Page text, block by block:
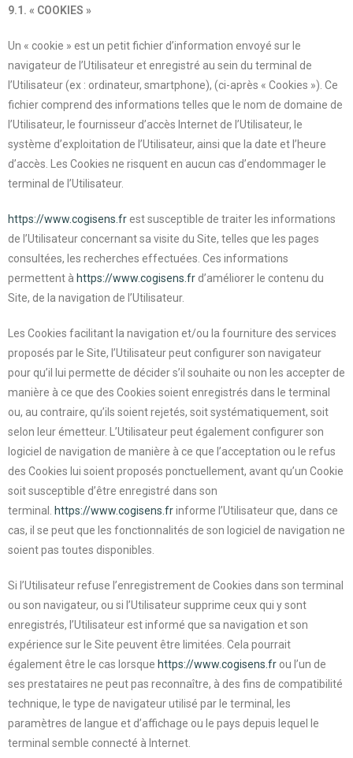
9.1. « COOKIES »
Un « cookie » est un petit fichier d’information envoyé sur le
navigateur de l’Utilisateur et enregistré au sein du terminal de
l’Utilisateur (ex : ordinateur, smartphone), (ci-après « Cookies »). Ce
fichier comprend des informations telles que le nom de domaine de
l’Utilisateur, le fournisseur d’accès Internet de l’Utilisateur, le
système d’exploitation de l’Utilisateur, ainsi que la date et l’heure
d’accès. Les Cookies ne risquent en aucun cas d’endommager le
terminal de l’Utilisateur.
https://www.cogisens.frest susceptible de traiter les informations
de l’Utilisateur concernant sa visite du Site, telles que les pages
consultées, les recherches effectuées. Ces informations
permettent à https://www.cogisens.fr d’améliorer le contenu du
Site, de la navigation de l’Utilisateur.
Les Cookies facilitant la navigation et/ou la fourniture des services
proposés par le Site, l’Utilisateur peut configurer son navigateur
pour qu’il lui permette de décider s’il souhaite ou non les accepter de
manière à ce que des Cookies soient enregistrés dans le terminal
ou, au contraire, qu’ils soient rejetés, soit systématiquement, soit
selon leur émetteur. L’Utilisateur peut également configurer son
logiciel de navigation de manière à ce que l’acceptation ou le refus
des Cookies lui soient proposés ponctuellement, avant qu’un Cookie
soit susceptible d’être enregistré dans son
terminal.
https://www.cogisens.frinforme l’Utilisateur que, dans ce
cas, il se peut que les fonctionnalités de son logiciel de navigation ne
soient pas toutes disponibles.
Si l’Utilisateur refuse l’enregistrement de Cookies dans son terminal
ou son navigateur, ou si l’Utilisateur supprime ceux qui y sont
enregistrés, l’Utilisateur est informé que sa navigation et son
expérience sur le Site peuvent être limitées. Cela pourrait
également être le cas lorsque https://www.cogisens.fr ou l’un de
ses prestataires ne peut pas reconnaître, à des fins de compatibilité
technique, le type de navigateur utilisé par le terminal, les
paramètres de langue et d’affichage ou le pays depuis lequel le
terminal semble connecté à Internet.